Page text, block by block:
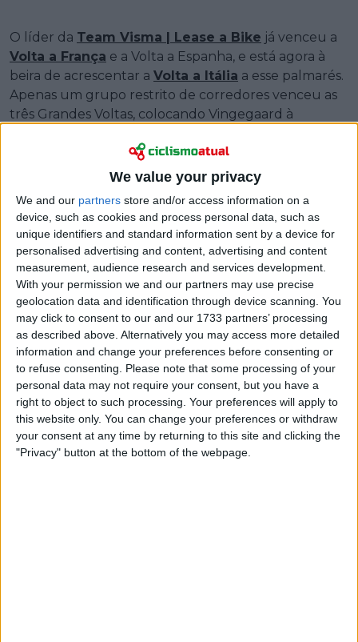
We value your privacy
We and our partners store and/or access information on a
device, such as cookies and process personal data, such as
unique identifiers and standard information sent by a device for
personalised advertising and content, advertising and content
measurement, audience research and services development.
With your permission we and our partners may use precise
geolocation data and identification through device scanning. You
may click to consent to our and our 1733 partners’ processing
as described above. Alternatively you may access more detailed
information and change your preferences before consenting or
to refuse consenting.
Please note that some processing of your
personal data may not require your consent, but you have a
right to object to such processing. Your preferences will apply to
this website only. You can change your preferences or withdraw
your consent at any time by returning to this site and clicking the
"Privacy" button at the bottom of the webpage.
O líder da Team Visma | Lease a Bike já venceu a
Volta a França e a Volta a Espanha, e está agora à
beira de acrescentar a Volta a Itália a esse palmarés.
Apenas um grupo restrito de corredores venceu as
três Grandes Voltas, colocando Vingegaard à
O tema foi debatido na TNT Sports por
McEwen, antigo múltiplo vencedor de etapas em
Grandes Voltas, e Matt Stephens, ex-profissional e
um dos principais analistas do canal. Para McEwen, a
dimensão do registo de Vingegaard é enquadrada
pelo ausente deste Giro.